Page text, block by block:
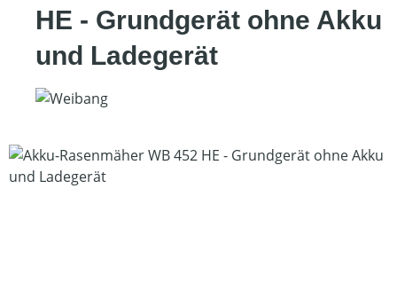
HE - Grundgerät ohne Akku
und Ladegerät
Bildergalerie überspringen